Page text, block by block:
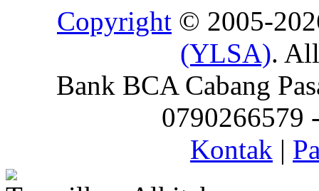
Copyright © 2005-
(YLSA).
Bank BCA Cabang
0790266579
Kontak |